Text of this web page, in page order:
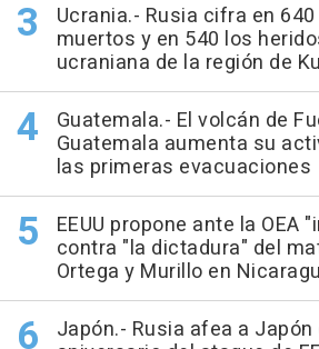
Ucrania.- Rusia cifra en
muertos y en 540 los
ucraniana de la región de
Guatemala.- El volcán de
Guatemala aumenta su
las primeras evacuaciones
EEUU propone ante la OEA
contra "la dictadura" del
Ortega y Murillo en
Japón.- Rusia afea a